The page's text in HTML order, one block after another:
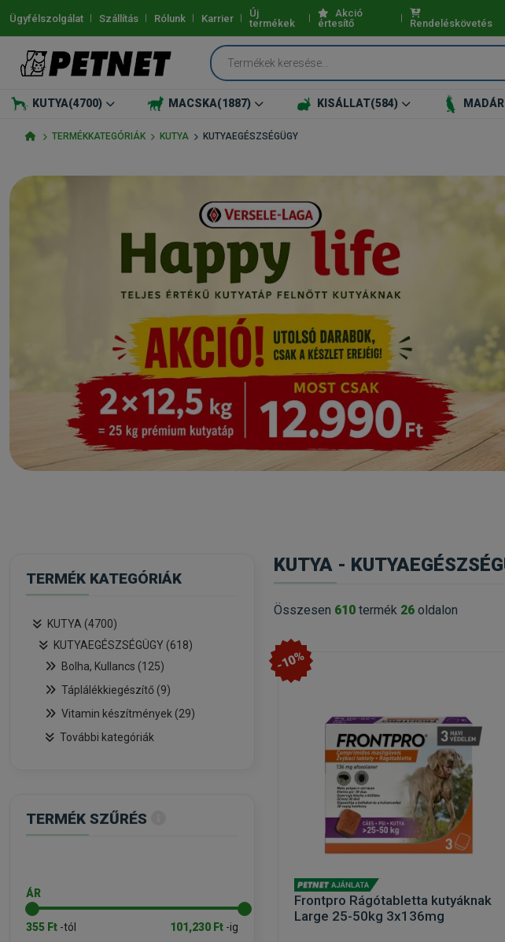
Ügyfélszolgálat Szállítás Rólunk Karrier
Új
termékek
Akció
értesítő
Rendeléskövetés
KUTYA(4700) MACSKA(1887) KISÁLLAT(584) MADÁR
TERMÉKKATEGÓRIÁK KUTYA KUTYAEGÉSZSÉGÜGY
KUTYA -
Összesen 610 termék 26 oldalon
-10%
Frontpro Rágótabletta kutyáknak
Large 25-50kg 3x136mg
TERMÉK KATEGÓRIÁK
KUTYA (4700)
KUTYAEGÉSZSÉGÜGY (618)
Bolha, Kullancs (125)
Táplálékkiegészítő (9)
Vitamin készítmények (29)
További kategóriák
TERMÉK SZŰRÉS
ÁR
355 Ft -tól 101,230 Ft -ig